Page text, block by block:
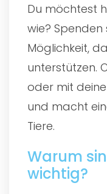
Du möchtest
wie?
Möglichkeit,
unterstützen.
oder mit
und macht
Tiere.
Warum
wichtig?